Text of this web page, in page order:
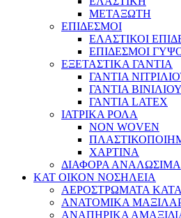
ΜΕΤΑΞΩΤΗ
ΕΠΙΔΕΣΜΟΙ
ΕΛΑΣΤΙΚΟΙ
ΕΠΙΔΕΣΜΟΙ
ΕΞΕΤΑΣΤΙΚΑ ΓΑΝΤΙΑ
ΓΑΝΤΙΑ
ΓΑΝΤΙΑ ΒΙΝΙΛΙΟΥ
ΓΑΝΤΙΑ LATEX
ΙΑΤΡΙΚΑ ΡΟΛΑ
NON WOVEN
ΧΑΡΤΙΝΑ
ΔΙΑΦΟΡΑ ΑΝΑΛΩΣΙΜΑ
ΚΑΤ ΟΙΚΟΝ ΝΟΣΗΛΕΙΑ
ΑΕΡΟΣΤΡΩΜΑΤΑ
ΑΝΑΤΟΜΙΚΑ
ΑΝΑΠΗΡΙΚΑ